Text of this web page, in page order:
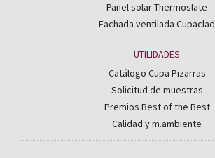
Panel solar Thermoslate
Fachada ventilada Cupaclad
UTILIDADES
Catálogo Cupa Pizarras
Solicitud de muestras
Premios Best of the Best
Calidad y m.ambiente